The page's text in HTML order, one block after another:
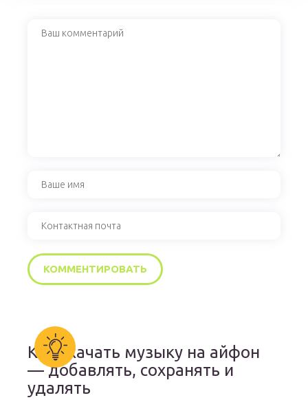
Как скачать музыку на айфон
— добавлять, сохранять и
удалять